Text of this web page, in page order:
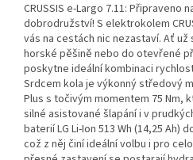
CRUSSIS e-Largo 7.11: Připraveno
dobrodružství! S elektrokolem
vás na cestách nic nezastaví. Ať
horské pěšině nebo do otevřené
poskytne ideální kombinaci
Srdcem kola je výkonný středový
Plus s točivým momentem 75 Nm,
silné asistované šlapání i v
baterií LG Li-Ion 513 Wh (14,25 Ah)
což z něj činí ideální volbu i pro